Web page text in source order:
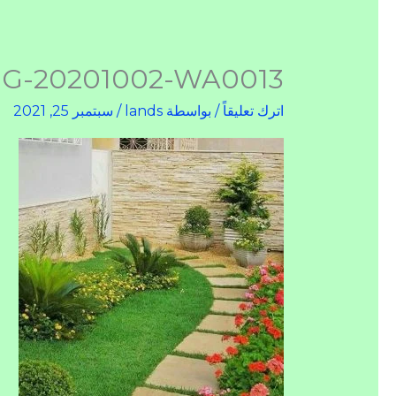
20201002-WA0013
اترك تعليقاً / بواسطة lands
/ سبتمبر 25, 2021